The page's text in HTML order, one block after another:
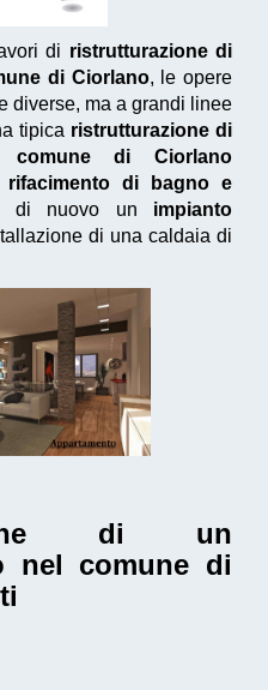
di ristrutturazione di
di Ciorlano, le opere
diverse, ma a grandi linee
tipica ristrutturazione di
comune di Ciorlano
rifacimento di bagno e
di nuovo un impianto
di una caldaia di
di un
nel comune di